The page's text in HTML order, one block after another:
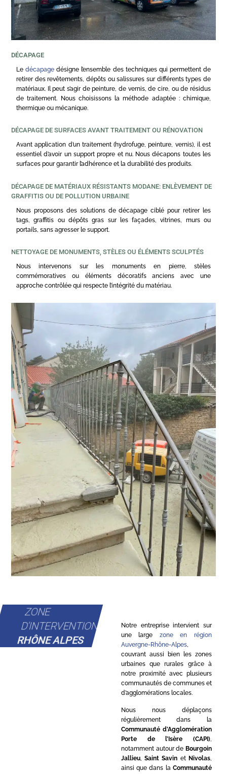
DÉCAPAGE
Ledécapage désigne l’ensemble des techniques qui permettent de
retirer des revêtements, dépôts ou salissures sur différents types de
matériaux. Il peut s’agir de peinture, de vernis, de cire, ou de résidus
de traitement. Nous choisissons la méthode adaptée : chimique,
thermique ou mécanique.
DÉCAPAGE DE SURFACES AVANT TRAITEMENT OU RÉNOVATION
Avant application d’un traitement (hydrofuge, peinture, vernis), il est
essentiel d’avoir un support propre et nu. Nous décapons toutes les
surfaces pour garantir l’adhérence et la durabilité des produits.
DÉCAPAGE DE MATÉRIAUX RÉSISTANTS MODANE: ENLÈVEMENT DE
GRAFFITIS OU DE POLLUTION URBAINE
Nous proposons des solutions de décapage ciblé pour retirer les
tags, graffitis ou dépôts gras sur les façades, vitrines, murs ou
portails, sans agresser le support.
NETTOYAGE DE MONUMENTS, STÈLES OU ÉLÉMENTS SCULPTÉS
Nous intervenons sur les monuments en pierre, stèles
commémoratives ou éléments décoratifs anciens avec une
approche contrôlée qui respecte l’intégrité du matériau.
ZONE
D'INTERVENTION
RHÔNE ALPES
Notre entreprise intervient sur
une large zone en région
Auvergne-Rhône-Alpes,
couvrant aussi bien les zones
urbaines que rurales grâce à
notre proximité avec plusieurs
communautés de communes et
d’agglomérations locales.
Nous nous déplaçons
régulièrement dans la
Communauté d’Agglomération
Porte de l’Isère (CAPI)
notamment autour de Bourgoin
Jallieu,Saint Savin et Nivolas
ainsi que dans la Communauté